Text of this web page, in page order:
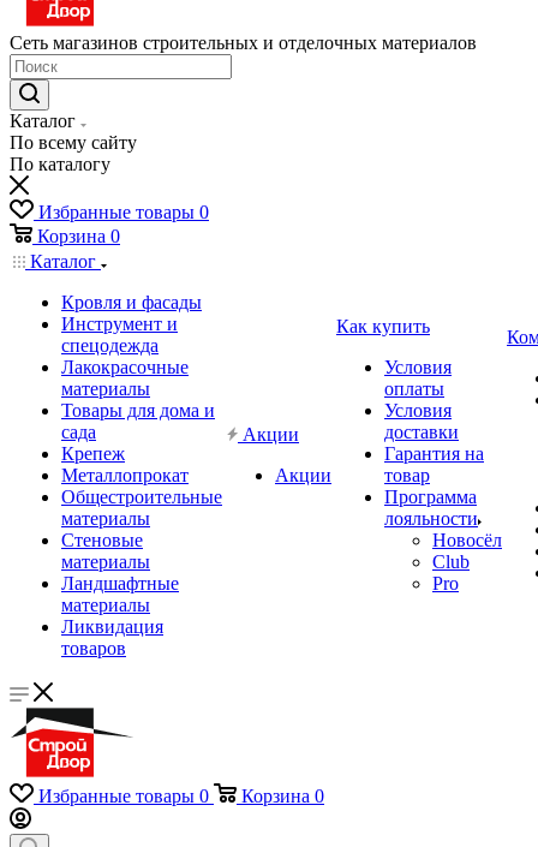
Сеть магазинов строительных и отделочных материалов
Каталог
По всему сайту
По каталогу
Избранные товары 0
Корзина 0
Каталог
Кровля и фасады
Инструмент и
спецодежда
Лакокрасочные
материалы
Товары для дома и
сада
Крепеж
Металлопрокат
Общестроительные
материалы
Стеновые
материалы
Ландшафтные
материалы
Ликвидация
товаров
Акции
Акции
Как купить
Условия
оплаты
Условия
доставки
Гарантия на
товар
Программа
лояльности
Новосёл
Club
Pro
Избранные товары 0 Корзина 0